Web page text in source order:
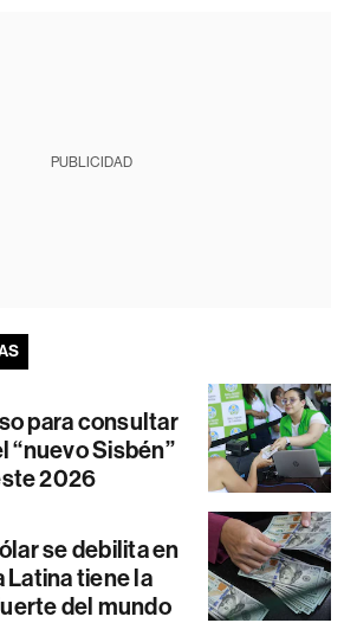
PUBLICIDAD
para consultar
“nuevo Sisbén”
2026
se debilita en
Latina tiene la
del mundo